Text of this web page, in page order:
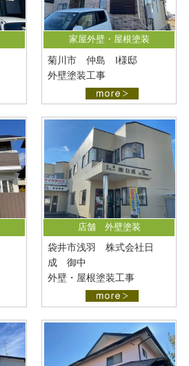
家屋外壁・屋根塗装
菊川市 仲島 I様邸
外壁塗装工事
店舗 外壁塗装
袋井市浅羽 株式会社日
成 御中
外壁・屋根塗装工事